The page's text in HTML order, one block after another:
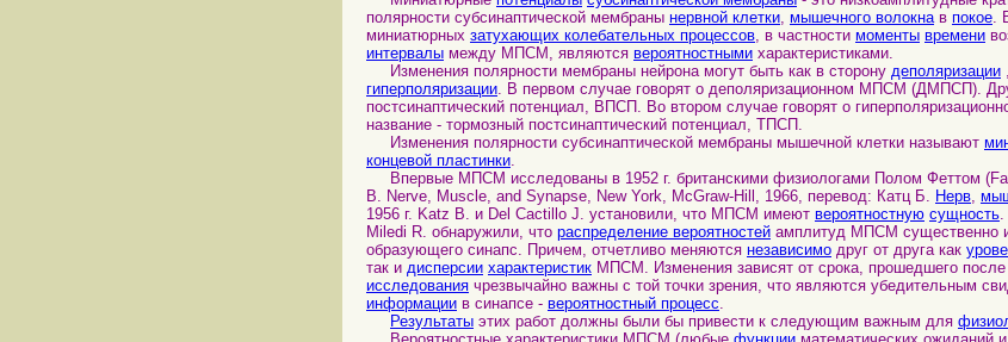
полярности субсинаптической мембраны нервной клетки, мышечного волокнав покое.
миниатюрных затухающих колебательных процессов, в частности моменты времени
интервалы между МПСМ, являются вероятностными характеристиками.
Изменения полярности мембраны нейрона могут быть как в сторону деполяризации
гиперполяризации. В первом случае говорят о деполяризационном МПСМ (ДМПСП).
постсинаптический потенциал, ВПСП. Во втором случае говорят о
название - тормозный постсинаптический потенциал, ТПСП.
Изменения полярности субсинаптической мембраны мышечной клетки называют
концевой пластинки.
Впервые МПСМ исследованы в 1952 г. британскими физиологами Полом Феттом
В. Nerve, Muscle, and Synapse, New York, McGraw-Hill, 1966, перевод: Катц Б. Нерв,
1956 г. Katz В. и Del Cactillo J. установили, что МПСМ имеют вероятностную сущность.
Miledi R. обнаружили, что распределение вероятностей амплитуд МПСМ существенно
образующего синапс. Причем, отчетливо меняются независимо друг от друга как
так и дисперсии характеристик МПСМ. Изменения зависят от срока, прошедшего
исследования чрезвычайно важны с той точки зрения, что являются убедительным
информации в синапсе - вероятностный процесс.
Результаты этих работ должны были бы привести к следующим важным для